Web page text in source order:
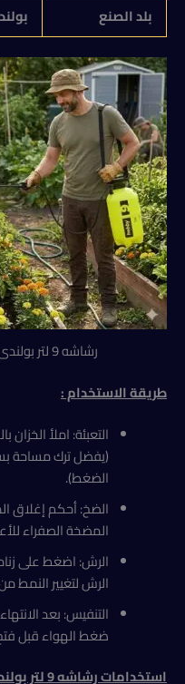
بلد الصنع
رشاشه 9 لتر بولندى الصنع
طريقة الاستخدام :
التعبئة: املأ
(يفضل ترك مساحة
الضغط).
الضخ: أحكم إغلاق
المضخة الصفراء
الرش: اضغط على
الرش لتغيير النمط
التنفيس: بعد
ضغط الهواء قبل
استخداماترشاشه 9 لتر بولندى الصنع :